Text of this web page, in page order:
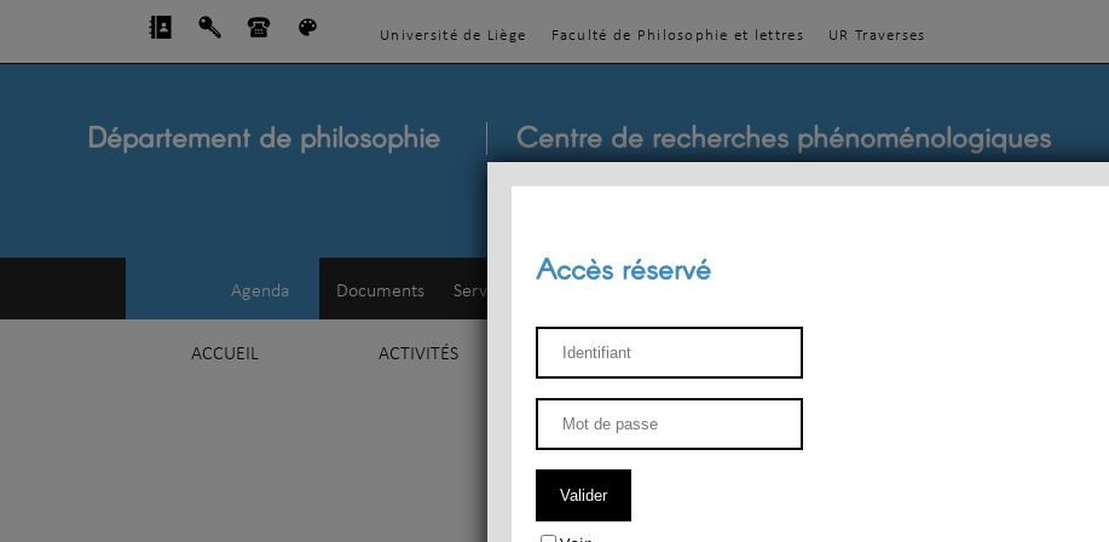
Université de Liège Faculté de Philosophie et lettres UR Traverses
Département de philosophie Centre de recherches phénoménologiques
Agenda Documents Service d'esthétique
ACCUEIL ACTIVITÉS ENSEIGNEMENT
Accès réservé